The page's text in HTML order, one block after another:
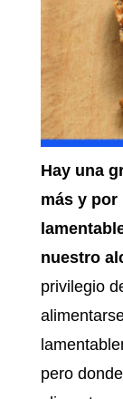
Hay una
más y por
nuestro
privilegio
pero